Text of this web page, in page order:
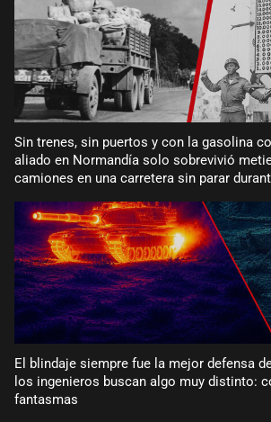
Sin trenes, sin puertos y con la gasolina
aliado en Normandía solo sobrevivió
camiones en una carretera sin parar
El blindaje siempre fue la mejor defensa
los ingenieros buscan algo muy distinto:
fantasmas